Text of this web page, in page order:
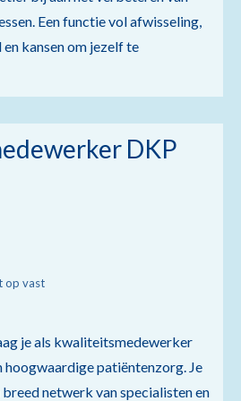
Een functie vol afwisseling,
kansen om jezelf te
DKP
op vast
je als kwaliteitsmedewerker
hoogwaardige patiëntenzorg. Je
netwerk van specialisten en